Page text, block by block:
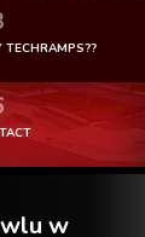
TECHRAMPS??
w